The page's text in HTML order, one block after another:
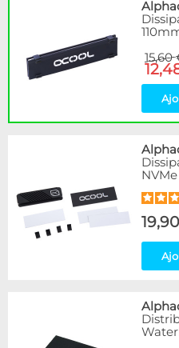
Disponibilité / Promotions
Articles en promotions
Appliquer
15,60